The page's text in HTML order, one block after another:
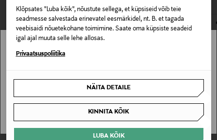
Klõpsates "Luba kõik", nõustute sellega, et küpsiseid võib teie
seadmesse salvestada erinevatel eesmärkidel, nt. B. et tagada
veebisaidi nõuetekohane toimimine. Saate oma küpsiste seadeid
igal ajal muuta selle lehe allosas.
Privaatsuspoliitika
NÄITA DETAILE
KINNITA KÕIK
LUBA KÕIK
Z8712
Tootja
PRV CAPITAL OY
Korsholmantie 8 A3, 00900 Helsinki, Finland
willkem@willkem.fi
E-POE TAGASTUSED
Stockmann pole Sinu riigis saadaval.
SAAN ARU